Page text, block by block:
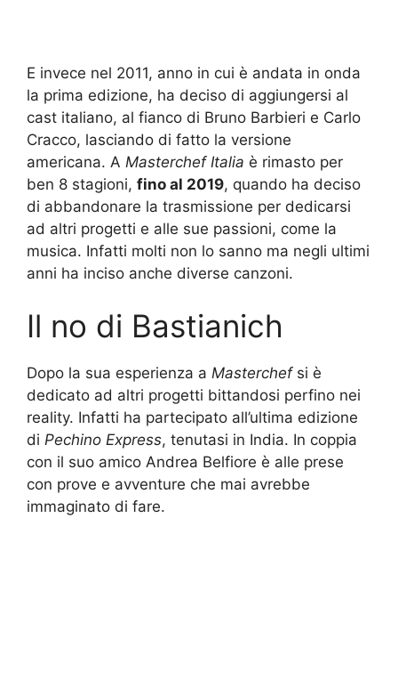
E invece nel 2011, anno in cui è andata in onda
la prima edizione, ha deciso di aggiungersi al
cast italiano, al fianco di Bruno Barbieri e Carlo
Cracco, lasciando di fatto la versione
americana. A Masterchef Italia è rimasto per
ben 8 stagioni, fino al 2019, quando ha deciso
di abbandonare la trasmissione per dedicarsi
ad altri progetti e alle sue passioni, come la
musica. Infatti molti non lo sanno ma negli ultimi
anni ha inciso anche diverse canzoni.
Il no di Bastianich
Dopo la sua esperienza a Masterchefsi è
dedicato ad altri progetti bittandosi perfino nei
reality. Infatti ha partecipato all’ultima edizione
di Pechino Express, tenutasi in India. In coppia
con il suo amico Andrea Belfiore è alle prese
con prove e avventure che mai avrebbe
immaginato di fare.